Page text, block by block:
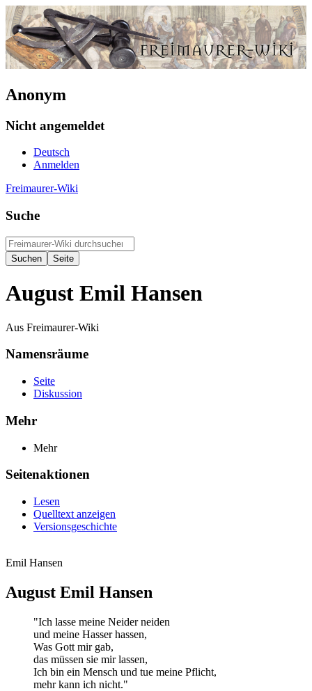
Anonym
Nicht angemeldet
Deutsch
Anmelden
Freimaurer-Wiki
Suche
August Emil Hansen
Aus Freimaurer-Wiki
Namensräume
Seite
Diskussion
Mehr
Mehr
Seitenaktionen
Lesen
Quelltext anzeigen
Versionsgeschichte
Emil Hansen
August Emil Hansen
"Ich lasse meine Neider neiden
und meine Hasser hassen,
Was Gott mir gab,
das müssen sie mir lassen,
Ich bin ein Mensch und tue meine Pflicht,
mehr kann ich nicht."